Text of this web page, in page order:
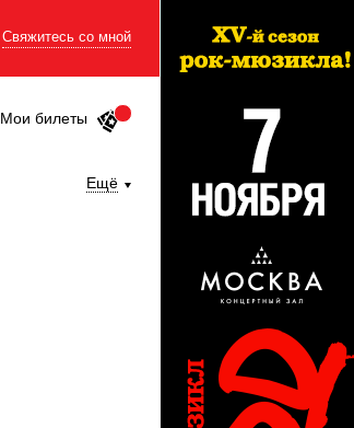
Свяжитесь со мной
Мои билеты
Ещё